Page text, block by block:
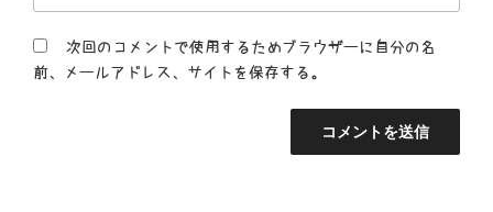
次回のコメントで使用するためブラウザーに自分の名
前、メールアドレス、サイトを保存する。